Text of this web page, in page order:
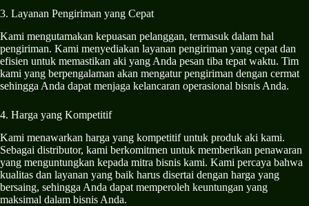
3. Layanan Pengiriman yang Cepat
Kami mengutamakan kepuasan pelanggan, termasuk dalam hal
pengiriman. Kami menyediakan layanan pengiriman yang cepat dan
efisien untuk memastikan aki yang Anda pesan tiba tepat waktu. Tim
kami yang berpengalaman akan mengatur pengiriman dengan cermat
sehingga Anda dapat menjaga kelancaran operasional bisnis Anda.
4. Harga yang Kompetitif
Kami menawarkan harga yang kompetitif untuk produk aki kami.
Sebagai distributor, kami berkomitmen untuk memberikan penawaran
yang menguntungkan kepada mitra bisnis kami. Kami percaya bahwa
kualitas dan layanan yang baik harus disertai dengan harga yang
bersaing, sehingga Anda dapat memperoleh keuntungan yang
maksimal dalam bisnis Anda.